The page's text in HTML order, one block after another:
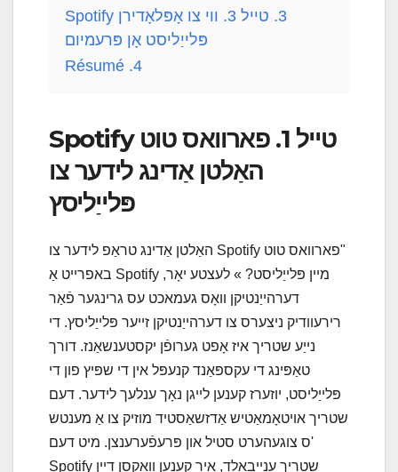
3.
טייל 3. ווי צו אָפּלאָדירן Spotify
פּלייַליסט אָן פּרעמיום
4.
Résumé
טייל 1. פארוואס טוט Spotify
האַלטן אַדינג לידער צו
פּלייַליסץ
"פארוואס טוט Spotify האַלטן אַדינג טראַפ לידער צו
מיין פּלייַליסט? » לעצטע יאָר, Spotify באפרייט אַ
דערהייַנטיקן וואָס געמאכט עס גרינגער פֿאַר
רירעוודיק ניצערס צו דערהייַנטיקן זייער פּלייַליסץ. די
נייַע שטריך איז אָפט גערופֿן יקסטענשאַנז. דורך
טאַפּינג די עקספּאַנד קנעפּל אין די שפּיץ פון די
פּלייַליסט, יוזערז קענען לייגן נאָך ענלעך לידער. דעם
שטריך אויטאָמאַטיש אַדזשאַסטיד מוזיק צו אַ מענטש
'ס צוגעהערט סטיל און פּרעפֿערענצן. מיט דעם
שטריך ענייבאַלד, איר קענען וואַקסן דיין Spotify